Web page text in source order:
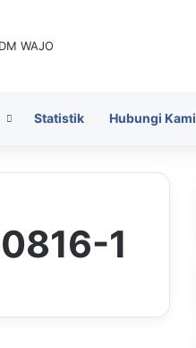
Statistik Hubungi Kami
1